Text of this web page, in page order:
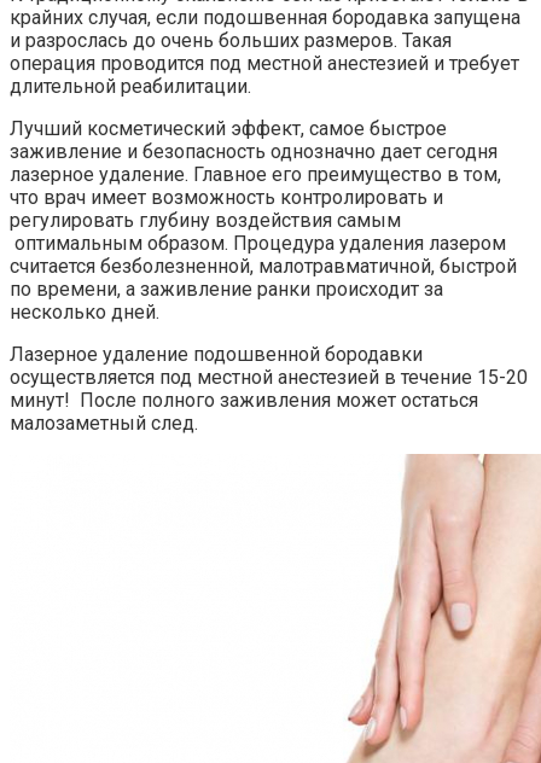
крайних случая, если подошвенная бородавка запущена
и разрослась до очень больших размеров. Такая
операция проводится под местной анестезией и требует
длительной реабилитации.
Лучший косметический эффект, самое быстрое
заживление и безопасность однозначно дает сегодня
лазерное удаление. Главное его преимущество в том,
что врач имеет возможность контролировать и
регулировать глубину воздействия самым
оптимальным образом. Процедура удаления лазером
считается безболезненной, малотравматичной, быстрой
по времени, а заживление ранки происходит за
несколько дней.
Лазерное удаление подошвенной бородавки
осуществляется под местной анестезией в течение 15-20
минут! После полного заживления может остаться
малозаметный след.